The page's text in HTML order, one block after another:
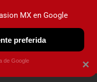
CIRCULA
×
MX en Google
preferida
de Google